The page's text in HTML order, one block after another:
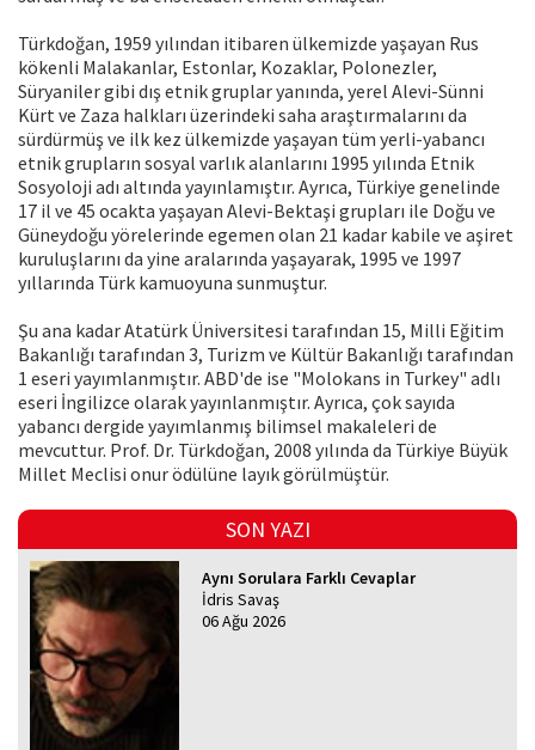
Türkdoğan, 1959 yılından itibaren ülkemizde yaşayan Rus
kökenli Malakanlar, Estonlar, Kozaklar, Polonezler,
Süryaniler gibi dış etnik gruplar yanında, yerel Alevi-Sünni
Kürt ve Zaza halkları üzerindeki saha araştırmalarını da
sürdürmüş ve ilk kez ülkemizde yaşayan tüm yerli-yabancı
etnik grupların sosyal varlık alanlarını 1995 yılında Etnik
Sosyoloji adı altında yayınlamıştır. Ayrıca, Türkiye genelinde
17 il ve 45 ocakta yaşayan Alevi-Bektaşi grupları ile Doğu ve
Güneydoğu yörelerinde egemen olan 21 kadar kabile ve aşiret
kuruluşlarını da yine aralarında yaşayarak, 1995 ve 1997
yıllarında Türk kamuoyuna sunmuştur.
Şu ana kadar Atatürk Üniversitesi tarafından 15, Milli Eğitim
Bakanlığı tarafından 3, Turizm ve Kültür Bakanlığı tarafından
1 eseri yayımlanmıştır. ABD'de ise "Molokans in Turkey" adlı
eseri İngilizce olarak yayınlanmıştır. Ayrıca, çok sayıda
yabancı dergide yayımlanmış bilimsel makaleleri de
mevcuttur. Prof. Dr. Türkdoğan, 2008 yılında da Türkiye Büyük
Millet Meclisi onur ödülüne layık görülmüştür.
SON YAZI
Aynı Sorulara Farklı Cevaplar
İdris Savaş
06 Ağu 2026